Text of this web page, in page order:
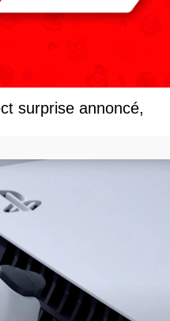
surprise annoncé,